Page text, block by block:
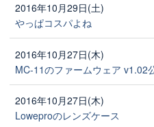
2016年10月29日(土)
やっぱコスパよね
2016年10月27日(木)
MC-11のファームウェア v1.02
2016年10月27日(木)
Loweproのレンズケース